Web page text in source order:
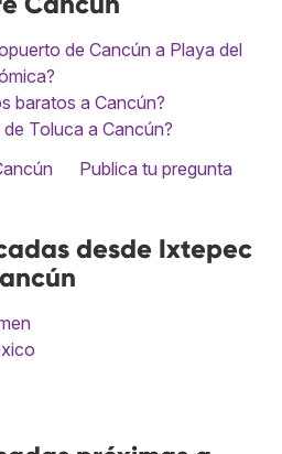
de Cancún a Playa del
baratos a Cancún?
Toluca a Cancún?
Publica tu pregunta
desde Ixtepec